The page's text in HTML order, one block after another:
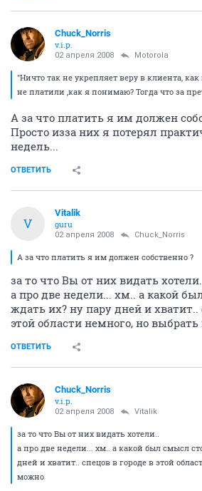
Chuck_Norris
v.i.p.
02 апреля 2008 Motorola
"Ничто так не укрепляет веру в клиента,
не платили ,как я понимаю? Тогда что за
А за что платить я им должен
Просто изза них я потерял
недель...
ОТВЕТИТЬ
V
Vitalik
guru
02 апреля 2008 Chuck_Norris
А за что платить я им должен собственно ?
за то что Вы от них видать
а про две недели... хм.. а какой
ждать их? ну пару дней и хватит..
этой области немного, но
ОТВЕТИТЬ
Chuck_Norris
v.i.p.
02 апреля 2008 Vitalik
за то что Вы от них видать хотели..
а про две недели... хм.. а какой был смысл
дней и хватит.. спецов в городе в этой
можно